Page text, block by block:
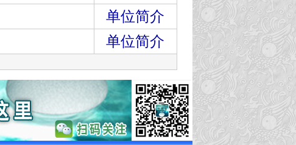
单位简介
单位简介